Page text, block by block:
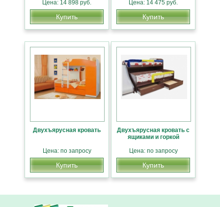
Цена: 14 898 руб.
Купить
Цена: 14 475 руб.
Купить
Двухъярусная кровать
Цена: по запросу
Купить
Двухъярусная кровать с
ящиками и горкой
Цена: по запросу
Купить